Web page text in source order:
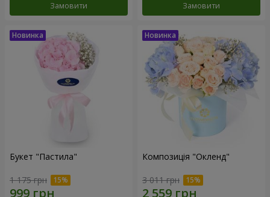
Замовити Замовити
Букет "Пастила"
1 175 грн
Композиція "Окленд"
3 011 грн